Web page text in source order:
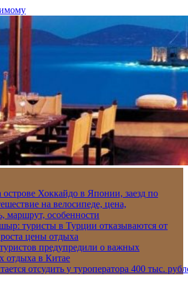
острове Хоккайдо в Японии, заезд по
на велосипеде, цена,
маршрут, особенности
туристы в Турции отказываются от
роста цены отдыха
предупредили о важных
отдыха в Китае
отсудить у туроператора 400 тыс.